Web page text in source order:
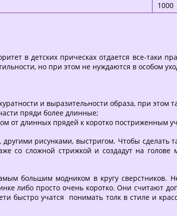
1000
в детских прическах отдается все-таки
но при этом не нуждаются в особом
и выразительности образа, при этом
пряди более длинные;
от длинных прядей к коротко постриженным
рисунками, выстригом. Чтобы сделать
со сложной стрижкой и создадут на голове
большим модником в кругу сверстников.
либо просто очень коротко. Они считают
быстро учатся понимать толк в стиле и